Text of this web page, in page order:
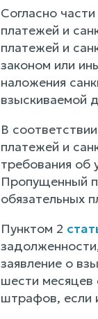
Согласно
платежей и
платежей и
законом или
наложения
взыскиваемой
В
платежей и
требования об
Пропущенный
обязательных
Пунктом 2
заявление о
шести месяцев
штрафов, если